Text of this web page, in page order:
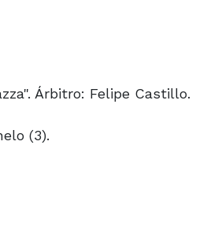
Árbitro: Felipe Castillo.
(3).